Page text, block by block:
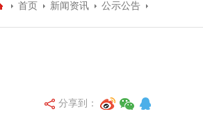
首页 新闻资讯 公示公告
分享到：